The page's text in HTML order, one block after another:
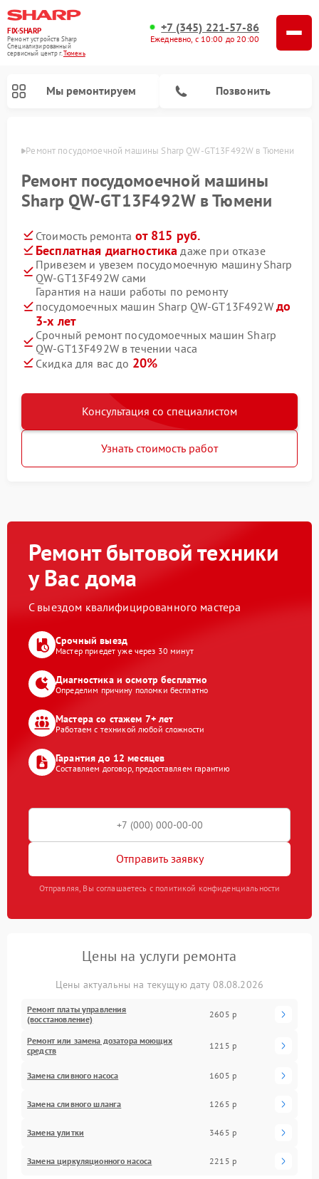
FIX-SHARP
Ремонт устройств Sharp
Специализированный
cервисный центр г.Тюмень
+7 (345) 221-57-86
Ежедневно, с 10:00 до 20:00
Мы ремонтируем Позвонить
Ремонт посудомоечной машины Sharp QW-GT13F492W в Тюмени
Ремонт посудомоечной машины
Sharp QW-GT13F492W в Тюмени
Стоимость ремонта от 815 руб.
Бесплатная диагностика даже при отказе
Привезем и увезем посудомоечную машину Sharp
QW-GT13F492W сами
Гарантия на наши работы по ремонту
посудомоечных машин Sharp QW-GT13F492W до
3-х лет
Срочный ремонт посудомоечных машин Sharp
QW-GT13F492W в течении часа
Скидка для вас до 20%
Консультация со специалистом
Узнать стоимость работ
Ремонт бытовой техники
у Вас дома
С выездом квалифицированного мастера
Срочный выезд
Мастер приедет уже через 30 минут
Диагностика и осмотр бесплатно
Определим причину поломки бесплатно
Мастера со стажем 7+ лет
Работаем с техникой любой сложности
Гарантия до 12 месяцев
Составляем договор, предоставляем гарантию
Отправить заявку
Отправляя, Вы соглашаетесь с политикой конфиденциальности
Цены на услуги ремонта
Цены актуальны на текущую дату 08.08.2026
Ремонт платы управления
(восстановление)
2605 р
Ремонт или замена дозатора моющих
средств
1215 р
Замена сливного насоса 1605 р
Замена сливного шланга 1265 р
Замена улитки 3465 р
Замена циркуляционного насоса 2215 р